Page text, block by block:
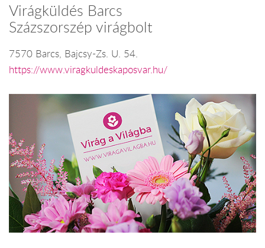
Virágküldés Barcs
Százszorszép virágbolt
7570 Barcs, Bajcsy-Zs. U. 54.
https://www.viragkuldeskaposvar.hu/